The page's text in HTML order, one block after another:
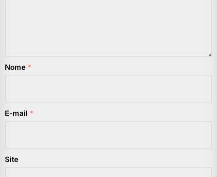
Nome *
E-mail *
Site